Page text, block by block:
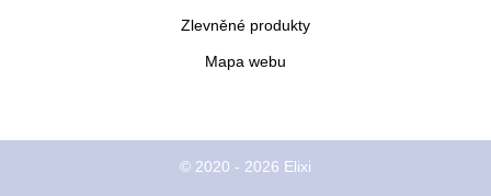
Zlevněné produkty
Mapa webu
© 2020 - 2026 Elixi